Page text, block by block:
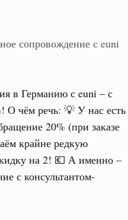
сопровождение с euni
в Германию с euni – с
О чём речь: 💡 У нас есть
20% (при заказе
крайне редкую
на 2! 💶 А именно –
с консультантом-